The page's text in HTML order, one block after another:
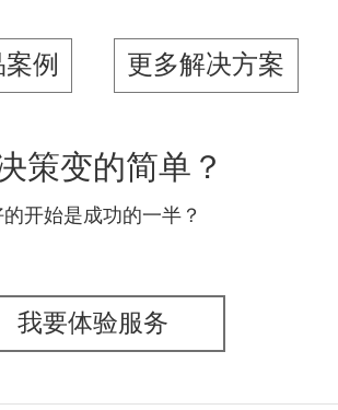
例 更多解决方案
策变的简单？
的开始是成功的一半？
我要体验服务